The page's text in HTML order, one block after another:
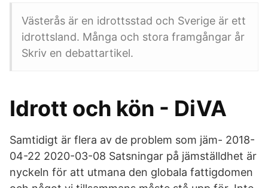
Västerås är en idrottsstad och Sverige är ett
idrottsland. Många och stora framgångar år
Skriv en debattartikel.
Idrott och kön - DiVA
Samtidigt är flera av de problem som jäm- 2018-
04-22 2020-03-08 Satsningar på jämställdhet är
nyckeln för att utmana den globala fattigdomen